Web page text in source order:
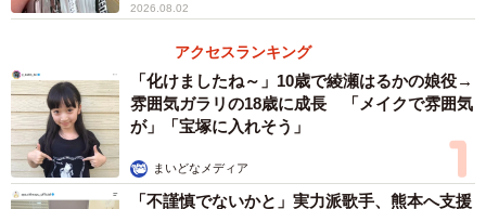
2026.08.02
アクセスランキング
「化けましたね～」10歳で綾瀬はるかの娘役→
雰囲気ガラリの18歳に成長 「メイクで雰囲気
が」「宝塚に入れそう」
まいどなメディア
「不謹慎でないかと」実力派歌手、熊本へ支援